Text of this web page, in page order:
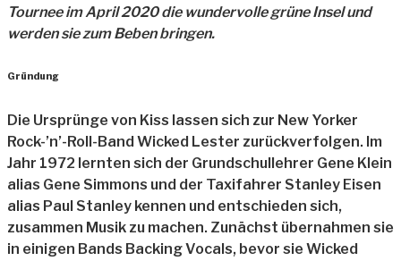
Tournee im April 2020 die wundervolle grüne Insel und
werden sie zum Beben bringen.
Gründung
Die Ursprünge von Kiss lassen sich zur New Yorker
Rock-’n’-Roll-Band Wicked Lester zurückverfolgen. Im
Jahr 1972 lernten sich der Grundschullehrer Gene Klein
alias Gene Simmons und der Taxifahrer Stanley Eisen
alias Paul Stanley kennen und entschieden sich,
zusammen Musik zu machen. Zunächst übernahmen sie
in einigen Bands Backing Vocals, bevor sie Wicked